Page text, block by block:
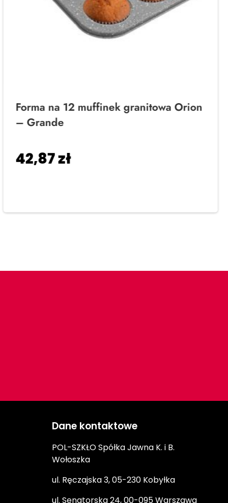
Forma na 12 muffinek granitowa Orion
– Grande
42,87zł
Dane kontaktowe
POL-SZKŁO Spółka Jawna K. i B.
Wołoszka
ul. Ręczajska 3, 05-230 Kobyłka
ul. Senatorska 24, 00-095 Warszawa